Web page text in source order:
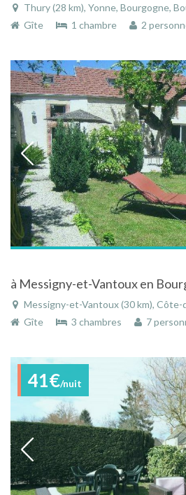
Thury (28 km), Yonne, Bourgogne,
Gîte
1 chambre 2
à Messigny-et-Vantoux en
Messigny-et-Vantoux (30 km), Côte-d'Or,
Gîte
3 chambres 7
41€/nuit